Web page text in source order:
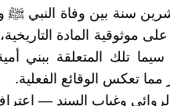
سنة بين وفاة النبي ﷺ
على موثوقية المادة
سيما تلك المتعلقة ببني
مما تعكس الوقائع الفعلية.
الروائي وغياب السند —